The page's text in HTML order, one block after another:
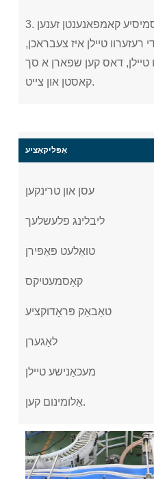
3. גרינגע אויפהאלטונג, טראנסמיסיע קאמפאנענטן זענען
רעזערוו טיילן איז צעבראכן,
טיילן, דאס קען שפארן א סך
קאסטן און צייט.
אַפּליקאַציע
עסן און טרינקען
ליבלינג פלעשלעך
טואַלעט פּאַפּירן
קאָסמעטיקס
טאַבאַק פּראָדוקציע
לאַגערן
מעכאַנישע טיילן
אַלומינום קען.